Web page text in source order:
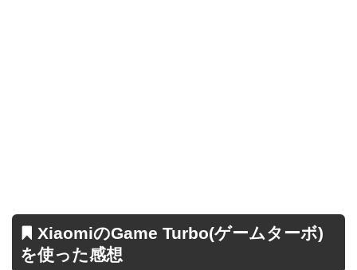
XiaomiのGame Turbo(ゲームターボ)
を使った感想